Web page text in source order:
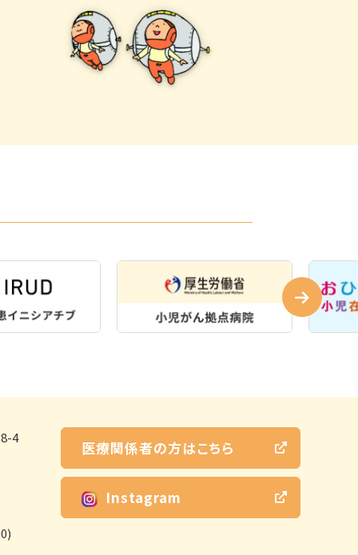
4
医療関係者の方はこちら
Instagram